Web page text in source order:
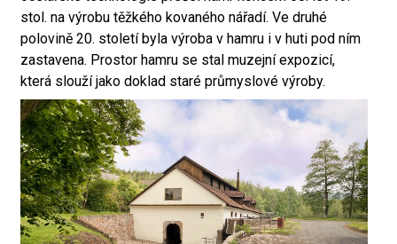
stol. na výrobu těžkého kovaného nářadí. Ve druhé
polovině 20. století byla výroba v hamru i v huti pod ním
zastavena. Prostor hamru se stal muzejní expozicí,
která slouží jako doklad staré průmyslové výroby.